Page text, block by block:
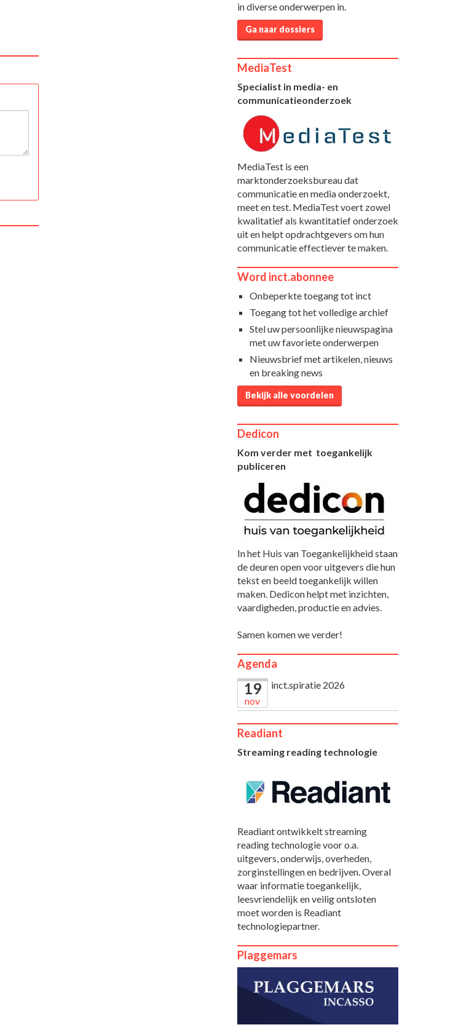
in diverse onderwerpen in.
Ga naar dossiers
MediaTest
Specialist in media- en
communicatieonderzoek
MediaTest is een
marktonderzoeksbureau dat
communicatie en media onderzoekt,
meet en test. MediaTest voert zowel
kwalitatief als kwantitatief onderzoek
uit en helpt opdrachtgevers om hun
communicatie effectiever te maken.
Word inct.abonnee
Onbeperkte toegang tot inct
Toegang tot het volledige archief
Stel uw persoonlijke nieuwspagina
met uw favoriete onderwerpen
Nieuwsbrief met artikelen, nieuws
en breaking news
Bekijk alle voordelen
Dedicon
Kom verder met toegankelijk
publiceren
In het Huis van Toegankelijkheid staan
de deuren open voor uitgevers die hun
tekst en beeld toegankelijk willen
maken. Dedicon helpt met inzichten,
vaardigheden, productie en advies.
Samen komen we verder!
Agenda
19
nov
inct.spiratie 2026
Readiant
Streaming reading technologie
Readiant ontwikkelt streaming
reading technologie voor o.a.
uitgevers, onderwijs, overheden,
zorginstellingen en bedrijven. Overal
waar informatie toegankelijk,
leesvriendelijk en veilig ontsloten
moet worden is Readiant
technologiepartner.
Plaggemars